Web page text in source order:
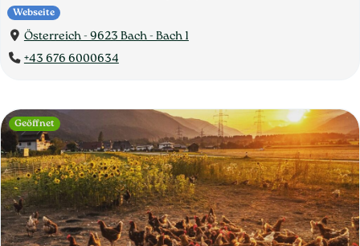
Webseite
Österreich - 9623 Bach - Bach 1
+43 676 6000634
Geöffnet